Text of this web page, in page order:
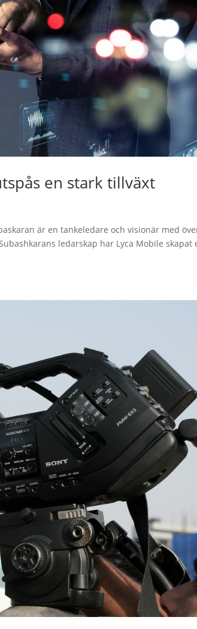
en stark tillväxt
är en tankeledare och visionär med
ledarskap har Lyca Mobile skapat